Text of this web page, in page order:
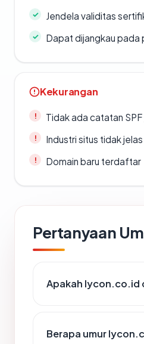
Jendela validitas
Dapat dijangkau pada
Kekurangan
Tidak ada catatan
Industri situs tidak
Domain baru terdaftar
Pertanyaan
Apakah lycon.co.id
Berapa umur